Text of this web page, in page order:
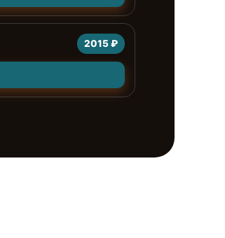
2015 ₽